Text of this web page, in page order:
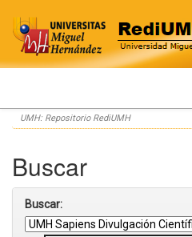
Skip
navigation
UMH: Repositorio RediUMH
Buscar
Buscar: